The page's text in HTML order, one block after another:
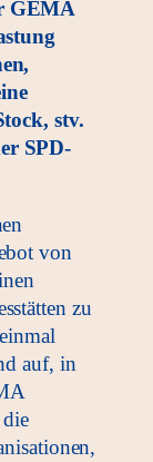
GEMA
stv.
SPD-
von
zu
auf, in